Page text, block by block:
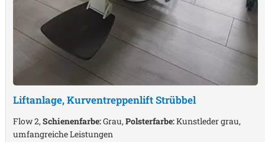
Liftanlage, KurventreppenliftStrübbel
Flow 2,Schienenfarbe:Grau,Polsterfarbe:Kunstleder grau,
umfangreiche Leistungen